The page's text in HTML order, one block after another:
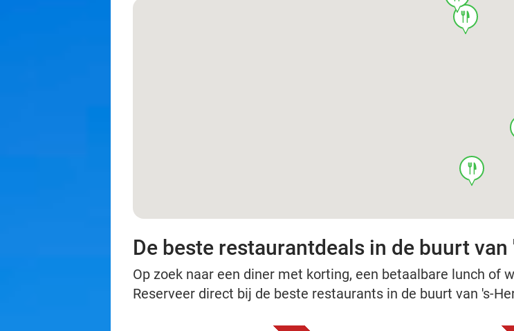
food
food
De beste restaurantdeals in de buurt
Op zoek naar een diner met korting, een betaalbare lunch of
Reserveer direct bij de beste restaurants in de buurt van 's-